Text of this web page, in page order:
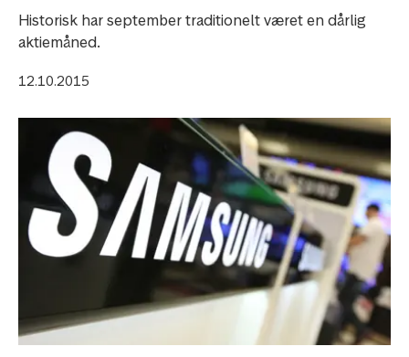
Historisk har september traditionelt været en dårlig
aktiemåned.
12.10.2015